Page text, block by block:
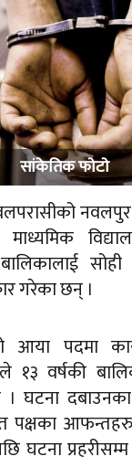
सांकेतिक फाेटाे
गरेका छन् ।
आया पदमा
१३ वर्षकी
घटना
पक्षका
घटना